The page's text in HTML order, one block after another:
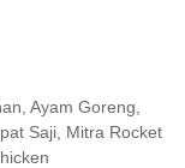
Ayam Goreng,
Saji, Mitra Rocket